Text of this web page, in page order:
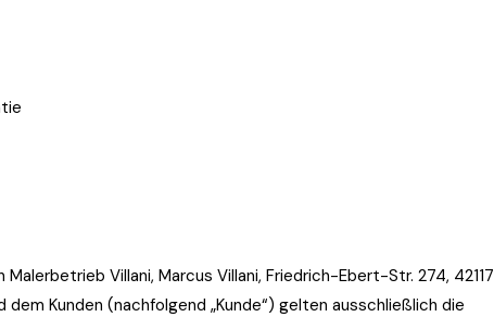
Malerbetrieb Villani, Marcus Villani, Friedrich-Ebert-Str. 274, 42117
Kunden (nachfolgend „Kunde“) gelten ausschließlich die